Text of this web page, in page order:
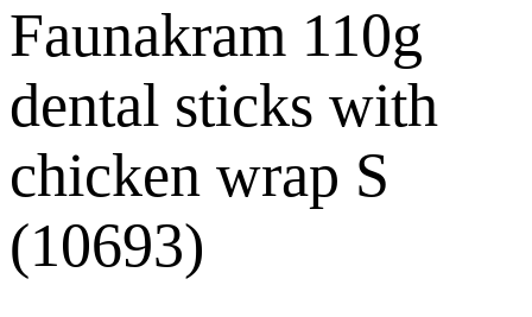
Faunakram 110g
dental sticks with
chicken wrap S
(10693)